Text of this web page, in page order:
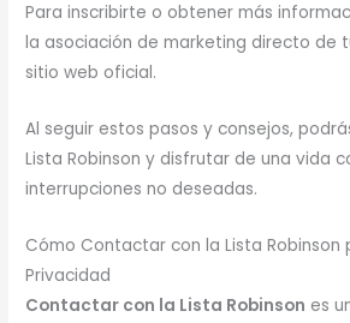
Para inscribirte o obtener más
la asociación de marketing directo de
sitio web oficial.
Al seguir estos pasos y consejos,
Lista Robinson y disfrutar de una vida
interrupciones no deseadas.
Cómo Contactar con la Lista Robinson
Privacidad
Contactar con la Lista Robinson es